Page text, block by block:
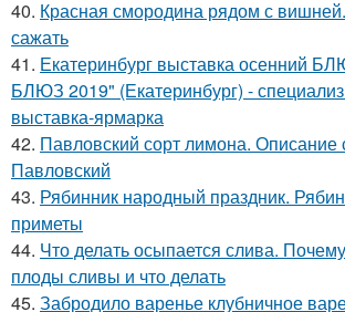
40. Красная смородина рядом с
сажать
41. Екатеринбург выставка осенний
БЛЮЗ 2019" (Екатеринбург) -
выставка-ярмарка
42. Павловский сорт лимона. Описание
Павловский
43. Рябинник народный праздник.
приметы
44. Что делать осыпается слива.
плоды сливы и что делать
45. Забродило варенье клубничное